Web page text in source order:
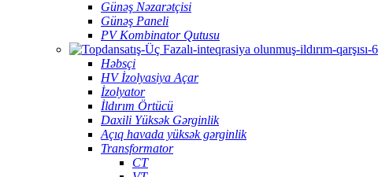
Günəş Nəzarətçisi
Günəş Paneli
PV Kombinator Qutusu
Həbsçi
HV İzolyasiya Açar
İzolyator
İldırım Örtücü
Daxili Yüksək Gərginlik
Açıq havada yüksək gərginlik
Transformator
CT